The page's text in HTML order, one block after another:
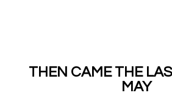
THEN CAME THE
MAY